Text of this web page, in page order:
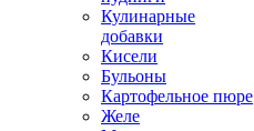
Кулинарные
добавки
Кисели
Бульоны
Картофельное пюре
Желе